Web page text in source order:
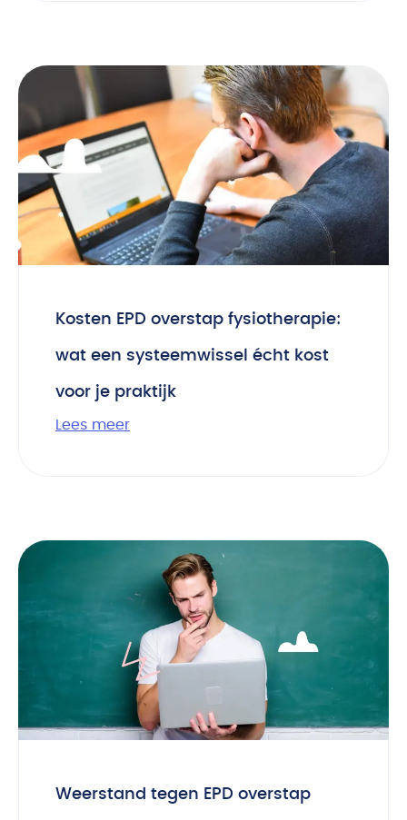
Kosten EPD overstap fysiotherapie:
wat een systeemwissel écht kost
voor je praktijk
Lees meer
Weerstand tegen EPD overstap